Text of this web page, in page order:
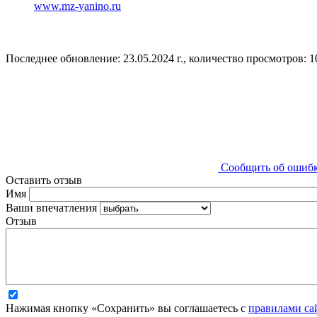
www.mz-yanino.ru
Последнее обновление: 23.05.2024 г., количество просмотров:
Сообщить об
Оставить отзыв
Имя
Ваши впечатления
Отзыв
Нажимая кнопку «Сохранить» вы соглашаетесь с правилами